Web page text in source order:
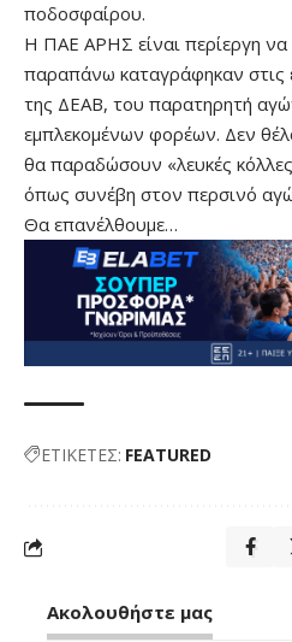
ποδοσφαίρου.
Η ΠΑΕ ΑΡΗΣ είναι περίεργη να
παραπάνω καταγράφηκαν στις
της ΔΕΑΒ, του παρατηρητή
εμπλεκομένων φορέων. Δεν
θα παραδώσουν «λευκές
όπως συνέβη στον περσινό
Θα επανέλθουμε…
ΕΤΙΚΕΤΕΣ: FEATURED
Ακολουθήστε μας